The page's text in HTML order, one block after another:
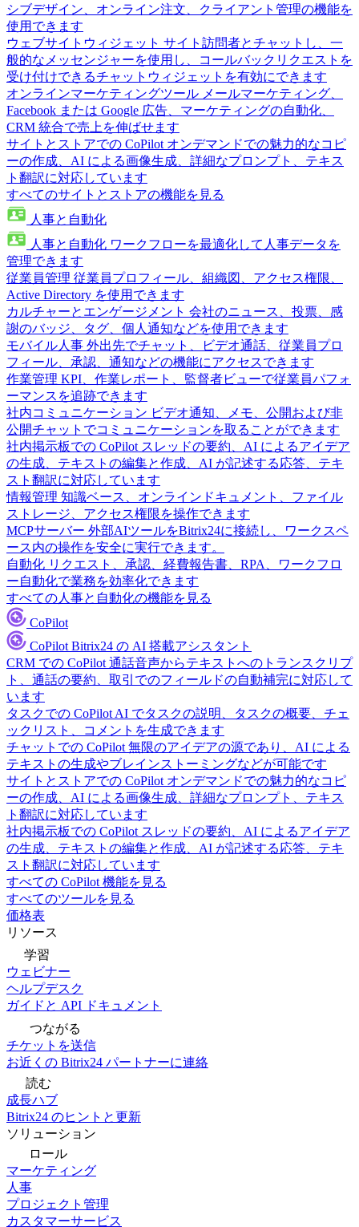
シブデザイン、オンライン注文、クライアント管理の機能を
使用できます
ウェブサイトウィジェット サイト訪問者とチャットし、一
般的なメッセンジャーを使用し、コールバックリクエストを
受け付けできるチャットウィジェットを有効にできます
オンラインマーケティングツール メールマーケティング、
Facebook または Google 広告、マーケティングの自動化、
CRM 統合で売上を伸ばせます
サイトとストアでの CoPilot オンデマンドでの魅力的なコピ
ーの作成、AI による画像生成、詳細なプロンプト、テキス
ト翻訳に対応しています
すべてのサイトとストアの機能を見る
人事と自動化
人事と自動化 ワークフローを最適化して人事データを
管理できます
従業員管理 従業員プロフィール、組織図、アクセス権限、
Active Directory を使用できます
カルチャーとエンゲージメント 会社のニュース、投票、感
謝のバッジ、タグ、個人通知などを使用できます
モバイル人事 外出先でチャット、ビデオ通話、従業員プロ
フィール、承認、通知などの機能にアクセスできます
作業管理 KPI、作業レポート、監督者ビューで従業員パフォ
ーマンスを追跡できます
社内コミュニケーション ビデオ通知、メモ、公開および非
公開チャットでコミュニケーションを取ることができます
社内掲示板での CoPilot スレッドの要約、AI によるアイデア
の生成、テキストの編集と作成、AI が記述する応答、テキ
スト翻訳に対応しています
情報管理 知識ベース、オンラインドキュメント、ファイル
ストレージ、アクセス権限を操作できます
MCPサーバー 外部AIツールをBitrix24に接続し、ワークスペ
ース内の操作を安全に実行できます。
自動化 リクエスト、承認、経費報告書、RPA、ワークフロ
ー自動化で業務を効率化できます
すべての人事と自動化の機能を見る
CoPilot
CoPilot Bitrix24 の AI 搭載アシスタント
CRM での CoPilot 通話音声からテキストへのトランスクリプ
ト、通話の要約、取引でのフィールドの自動補完に対応して
います
タスクでの CoPilot AI でタスクの説明、タスクの概要、チェ
ックリスト、コメントを生成できます
チャットでの CoPilot 無限のアイデアの源であり、AI による
テキストの生成やブレインストーミングなどが可能です
サイトとストアでの CoPilot オンデマンドでの魅力的なコピ
ーの作成、AI による画像生成、詳細なプロンプト、テキス
ト翻訳に対応しています
社内掲示板での CoPilot スレッドの要約、AI によるアイデア
の生成、テキストの編集と作成、AI が記述する応答、テキ
スト翻訳に対応しています
すべての CoPilot 機能を見る
すべてのツールを見る
価格表
リソース
学習
ウェビナー
ヘルプデスク
ガイドと API ドキュメント
つながる
チケットを送信
お近くの Bitrix24 パートナーに連絡
読む
成長ハブ
Bitrix24 のヒントと更新
ソリューション
ロール
マーケティング
人事
プロジェクト管理
カスタマーサービス